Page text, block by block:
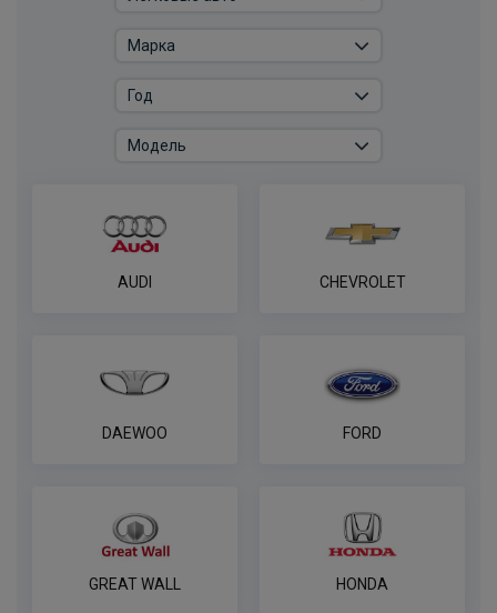
AUDI CHEVROLET
DAEWOO FORD
GREAT WALL HONDA